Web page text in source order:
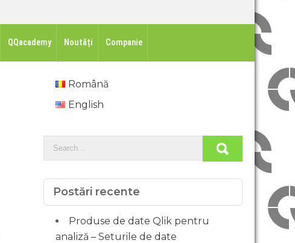
QQacademy Noutăți Companie
Română
English
Postări recente
Produse de date Qlik pentru
analiză – Seturile de date